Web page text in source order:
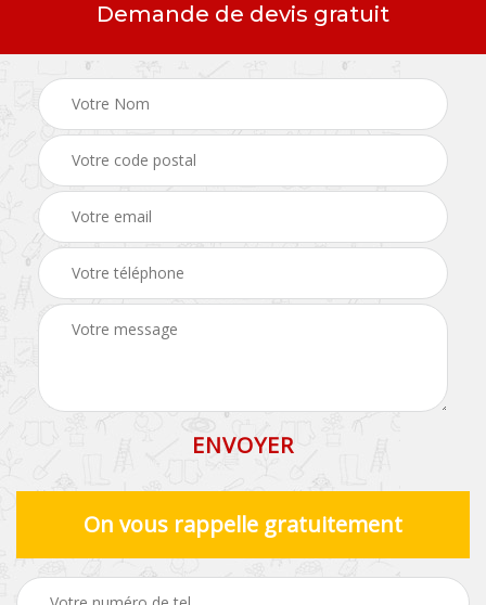
Demande de devis gratuit
On vous rappelle gratuitement